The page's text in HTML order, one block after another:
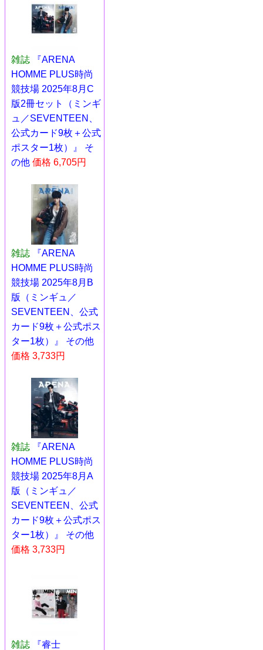
雑誌
『ARENA
HOMME PLUS時尚
競技場 2025年8月C
版2冊セット（ミンギ
ュ／SEVENTEEN、
公式カード9枚＋公式
ポスター1枚）』 そ
の他 価格 6,705円
雑誌
『ARENA
HOMME PLUS時尚
競技場 2025年8月B
版（ミンギュ／
SEVENTEEN、公式
カード9枚＋公式ポス
ター1枚）』 その他
価格 3,733円
雑誌
『ARENA
HOMME PLUS時尚
競技場 2025年8月A
版（ミンギュ／
SEVENTEEN、公式
カード9枚＋公式ポス
ター1枚）』 その他
価格 3,733円
雑誌
『睿士